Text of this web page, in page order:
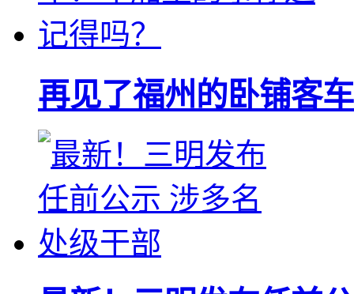
再见了福州的卧铺客